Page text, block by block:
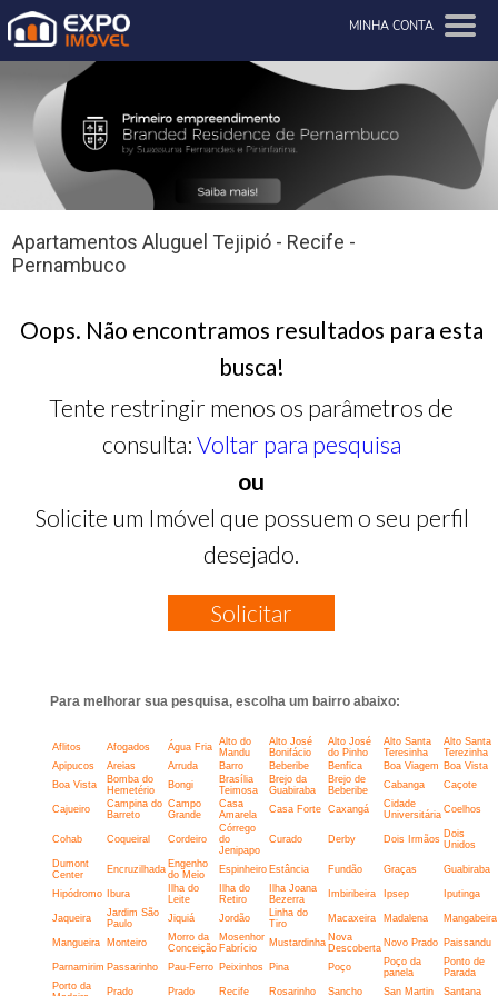
MINHA CONTA
Apartamentos Aluguel Tejipió - Recife -
Pernambuco
Oops. Não encontramos resultados para esta
busca!
Tente restringir menos os parâmetros de
consulta: Voltar para pesquisa
ou
Solicite um Imóvel que possuem o seu perfil
desejado.
Solicitar
Para melhorar sua pesquisa, escolha um bairro abaixo:
Aflitos Afogados Água Fria
Alto do
Mandu
Alto José
Bonifácio
Alto José
do Pinho
Alto Santa
Teresinha
Alto Santa
Terezinha
Apipucos
Areias Arruda Barro Beberibe Benfica Boa Viagem Boa Vista
Boa Vista
Bomba do
Hemetério
Bongi
Brasília
Teimosa
Brejo da
Guabiraba
Brejo de
Beberibe
Cabanga Caçote
Cajueiro
Campina do
Barreto
Campo
Grande
Casa
Amarela
Casa Forte Caxangá
Cidade
Universitária Coelhos
Cohab Coqueiral Cordeiro
Córrego
do
Jenipapo
Curado Derby Dois Irmãos Dois
Unidos
Dumont
Center
Encruzilhada Engenho
do Meio
Espinheiro Estância Fundão Graças Guabiraba
Hipódromo Ibura
Ilha do
Leite
Ilha do
Retiro
Ilha Joana
Bezerra
Imbiribeira Ipsep Iputinga
Jaqueira
Jardim São
Paulo
Jiquiá Jordão
Linha do
Tiro
Macaxeira Madalena Mangabeira
Mangueira Monteiro
Morro da
Conceição
Mosenhor
Fabrício
Mustardinha Nova
Descoberta Novo Prado Paissandu
Parnamirim Passarinho Pau-Ferro Peixinhos Pina Poço
Poço da
panela
Ponto de
Parada
Porto da
Prado Prado Recife Rosarinho Sancho San Martin Santana